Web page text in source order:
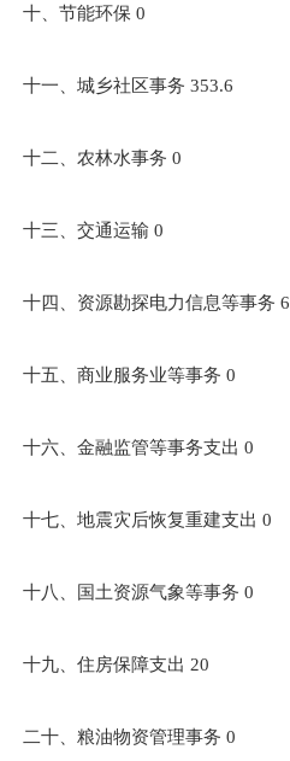
十、节能环保 0
十一、城乡社区事务 353.6
十二、农林水事务 0
十三、交通运输 0
十四、资源勘探电力信息等事务 6
十五、商业服务业等事务 0
十六、金融监管等事务支出 0
十七、地震灾后恢复重建支出 0
十八、国土资源气象等事务 0
十九、住房保障支出 20
二十、粮油物资管理事务 0